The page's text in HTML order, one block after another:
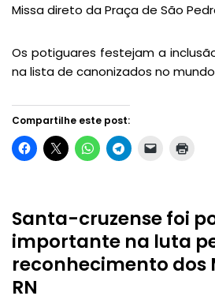
Missa direto da Praça de São
Os potiguares festejam a
na lista de canonizados no
Compartilhe este post:
Santa-cruzense foi
importante na luta
reconhecimento dos
RN